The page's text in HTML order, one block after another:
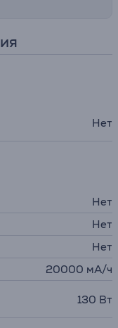
Нет
Нет
Нет
Нет
20000 мА/ч
130 Вт